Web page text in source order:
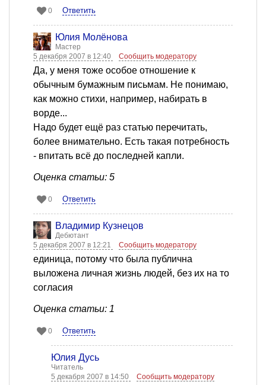
0 Ответить
Юлия Молёнова
Мастер
5 декабря 2007 в 12:40
Сообщить модератору
Да, у меня тоже особое отношение к
обычным бумажным письмам. Не понимаю,
как можно стихи, например, набирать в
ворде...
Надо будет ещё раз статью перечитать,
более внимательно. Есть такая потребность
- впитать всё до последней капли.
Оценка статьи: 5
0 Ответить
Владимир Кузнецов
Дебютант
5 декабря 2007 в 12:21
Сообщить модератору
единица, потому что была публична
выложена личная жизнь людей, без их на то
согласия
Оценка статьи: 1
0 Ответить
Юлия Дусь
Читатель
5 декабря 2007 в 14:50
Сообщить модератору